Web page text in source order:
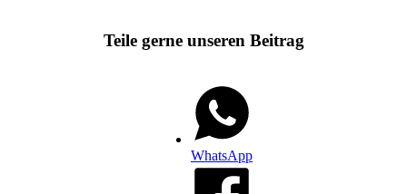
Teile gerne unseren Beitrag
WhatsApp